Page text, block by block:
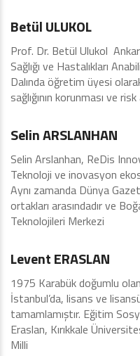
Betül ULUKOL
Prof. Dr. Betül Ulukol
Sağlığı ve Hastalıkları
Dalında öğretim üyesi
sağlığının korunması ve
İcra Kurulu
Selin ARSLANHAN
Selin Arslanhan, ReDis
Teknoloji ve inovasyon
Aynı zamanda Dünya
ortakları arasındadır ve
Teknolojileri Merkezi
İcra Kurulu
Levent ERASLAN
1975 Karabük doğumlu
İstanbul’da, lisans ve
tamamlamıştır. Eğitim
Eraslan, Kırıkkale
Milliİcra Kurulu